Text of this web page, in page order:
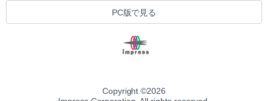
PC版で見る
Copyright ©2026